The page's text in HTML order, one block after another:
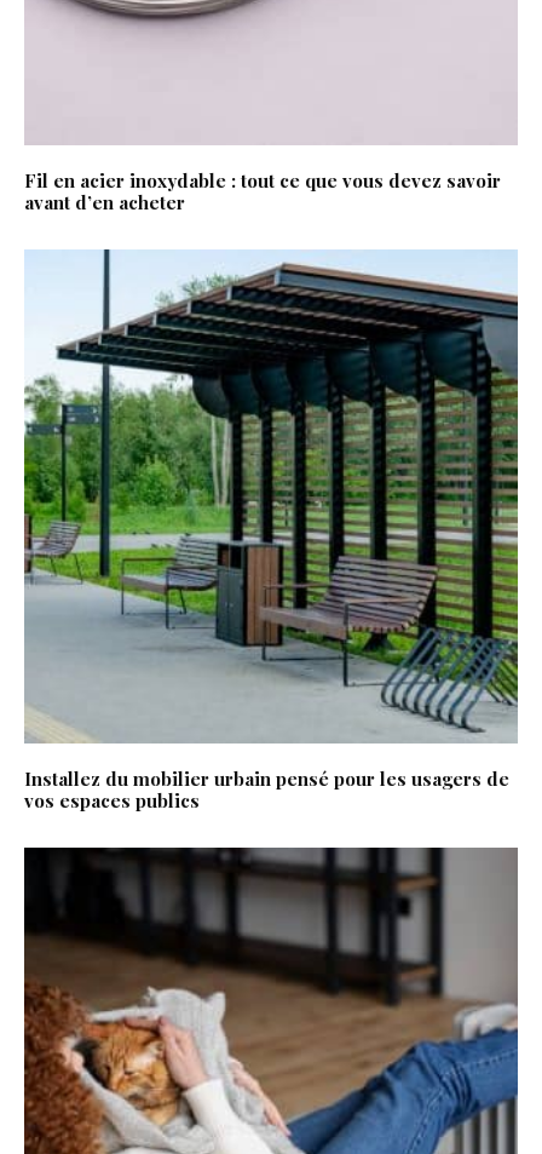
Fil en acier inoxydable : tout ce que vous devez savoir
avant d’en acheter
Installez du mobilier urbain pensé pour les usagers de
vos espaces publics